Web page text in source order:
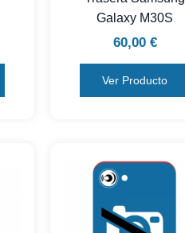
Galaxy M30S
60,00 €
Ver Producto